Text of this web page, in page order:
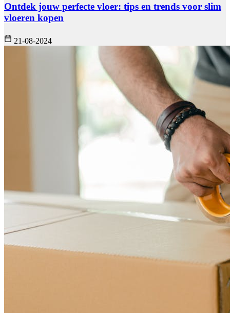
Ontdek jouw perfecte vloer: tips en trends voor slim
vloeren kopen
21-08-2024